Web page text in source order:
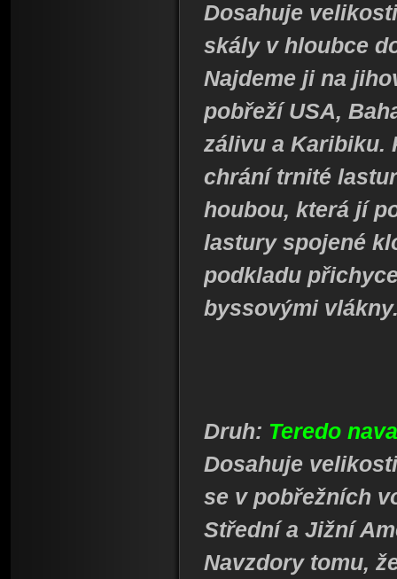
Dosahuje
skály v hloubce
Najdeme ji na
pobřeží USA,
zálivu a Karibiku.
chrání trnité
houbou, která jí
lastury spojené
podkladu
byssovými
Druh: Teredo
Dosahuje
se v pobřežních
Střední a Jižní
Navzdory tomu,